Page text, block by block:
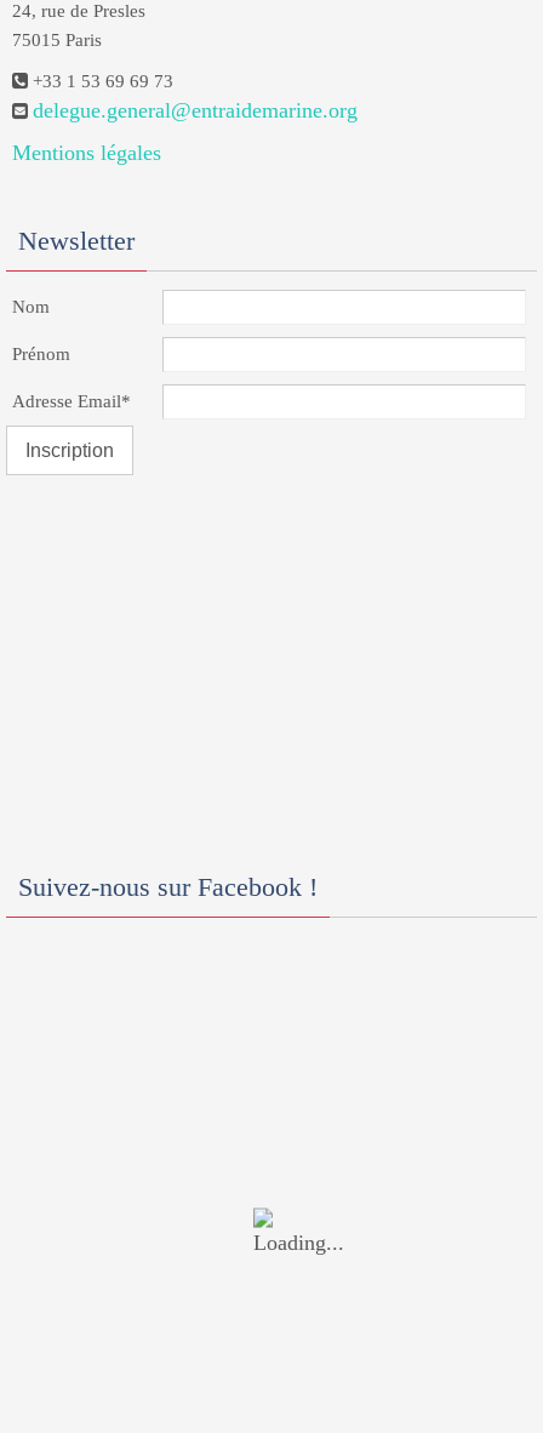
24, rue de Presles
75015 Paris
+33 1 53 69 69 73
delegue.general@entraidemarine.org
Mentions légales
Newsletter
Nom
Prénom
Adresse Email*
Suivez-nous sur Facebook !